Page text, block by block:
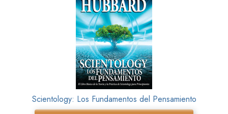
Scientology: Los Fundamentos del Pensamiento